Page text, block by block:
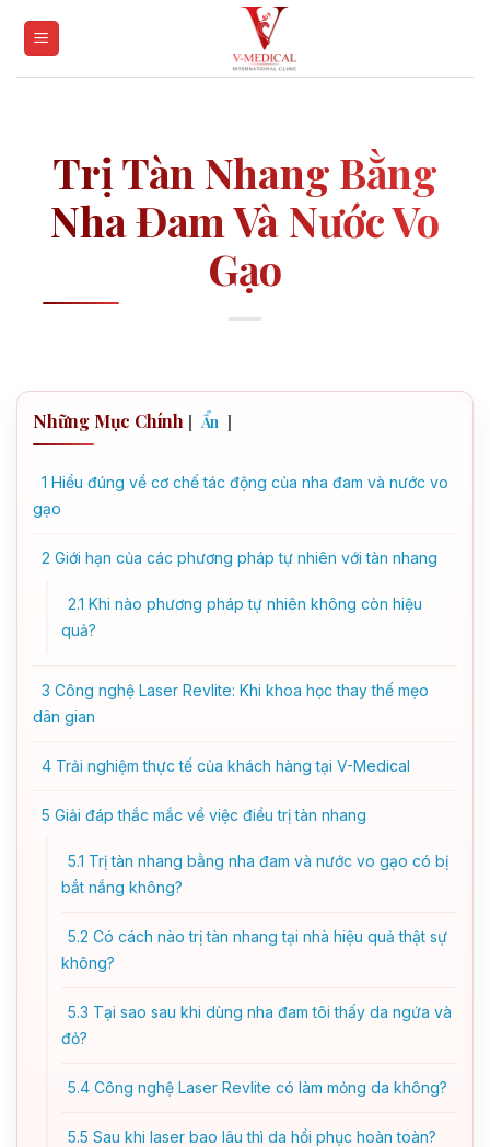
Trị Tàn Nhang Bằng
Nha Đam Và Nước Vo
Gạo
Những Mục Chính [ Ẩn ]
1 Hiểu đúng về cơ chế tác động của nha đam và nước vo
gạo
2 Giới hạn của các phương pháp tự nhiên với tàn nhang
2.1 Khi nào phương pháp tự nhiên không còn hiệu
quả?
3 Công nghệ Laser Revlite: Khi khoa học thay thế mẹo
dân gian
4 Trải nghiệm thực tế của khách hàng tại V-Medical
5 Giải đáp thắc mắc về việc điều trị tàn nhang
5.1 Trị tàn nhang bằng nha đam và nước vo gạo có bị
bắt nắng không?
5.2 Có cách nào trị tàn nhang tại nhà hiệu quả thật sự
không?
5.3 Tại sao sau khi dùng nha đam tôi thấy da ngứa và
đỏ?
5.4 Công nghệ Laser Revlite có làm mỏng da không?
5.5 Sau khi laser bao lâu thì da hồi phục hoàn toàn?